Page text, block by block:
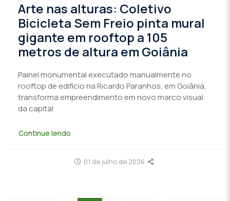
Arte nas alturas: Coletivo
Bicicleta Sem Freio pinta mural
gigante em rooftop a 105
metros de altura em Goiânia
Painel monumental executado manualmente no
rooftop de edifício na Ricardo Paranhos, em Goiânia,
transforma empreendimento em novo marco visual
da capital
Continue lendo
01 de julho de 2026